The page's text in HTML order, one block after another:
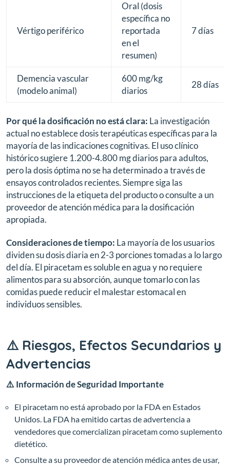
Vértigo periférico
Oral (dosis
específica no
reportada
en el
resumen)
7 días
Demencia vascular
(modelo animal)
600 mg/kg
diarios
28 días
Por qué la dosificación no está clara: La investigación
actual no establece dosis terapéuticas específicas para la
mayoría de las indicaciones cognitivas. El uso clínico
histórico sugiere 1.200-4.800 mg diarios para adultos,
pero la dosis óptima no se ha determinado a través de
ensayos controlados recientes. Siempre siga las
instrucciones de la etiqueta del producto o consulte a un
proveedor de atención médica para la dosificación
apropiada.
Consideraciones de tiempo: La mayoría de los usuarios
dividen su dosis diaria en 2-3 porciones tomadas a lo largo
del día. El piracetam es soluble en agua y no requiere
alimentos para su absorción, aunque tomarlo con las
comidas puede reducir el malestar estomacal en
individuos sensibles.
⚠️ Riesgos, Efectos Secundarios y
Advertencias
⚠️ Información de Seguridad Importante
El piracetam no está aprobado por la FDA en Estados
Unidos. La FDA ha emitido cartas de advertencia a
vendedores que comercializan piracetam como suplemento
dietético.
Consulte a su proveedor de atención médica antes de usar,